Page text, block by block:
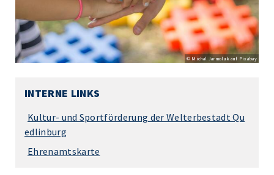
© Michal Jarmoluk auf Pixabay
INTERNE LINKS
Kultur- und Sportförderung der Welterbestadt Qu
edlinburg
Ehrenamtskarte